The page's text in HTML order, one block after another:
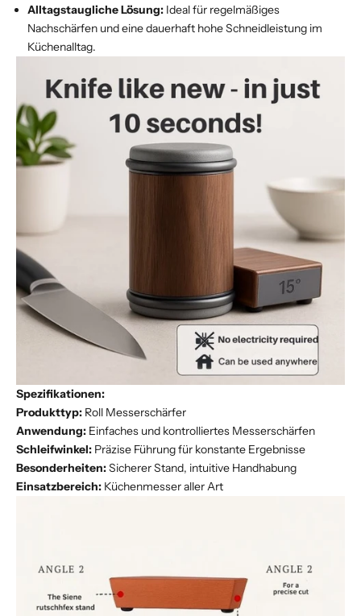
Alltagstaugliche Lösung: Ideal für regelmäßiges
Nachschärfen und eine dauerhaft hohe Schneidleistung im
Küchenalltag.
Spezifikationen:
Produkttyp: Roll Messerschärfer
Anwendung: Einfaches und kontrolliertes Messerschärfen
Schleifwinkel: Präzise Führung für konstante Ergebnisse
Besonderheiten:Sicherer Stand, intuitive Handhabung
Einsatzbereich: Küchenmesser aller Art